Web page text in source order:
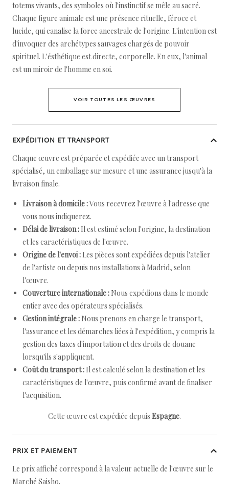
totems vivants, des symboles où l'instinctif se mêle au sacré.
Chaque figure animale est une présence rituelle, féroce et
lucide, qui canalise la force ancestrale de l'origine. L'intention est
d'invoquer des archétypes sauvages chargés de pouvoir
spirituel. L'ésthétique est directe, corporelle. En eux, l'animal
est un miroir de l'homme en soi.
VOIR TOUTES LES ŒUVRES
EXPÉDITION ET TRANSPORT
Chaque œuvre est préparée et expédiée avec un transport
spécialisé, un emballage sur mesure et une assurance jusqu'à la
livraison finale.
Livraison à domicile :Vous recevrez l'œuvre à l'adresse que
vous nous indiquerez.
Délai de livraison : Il est estimé selon l'origine, la destination
et les caractéristiques de l'œuvre.
Origine de l'envoi : Les pièces sont expédiées depuis l'atelier
de l'artiste ou depuis nos installations à Madrid, selon
l'œuvre.
Couverture internationale : Nous expédions dans le monde
entier avec des opérateurs spécialisés.
Gestion intégrale : Nous prenons en charge le transport,
l'assurance et les démarches liées à l'expédition, y compris la
gestion des taxes d'importation et des droits de douane
lorsqu'ils s'appliquent.
Coût du transport : Il est calculé selon la destination et les
caractéristiques de l'œuvre, puis confirmé avant de finaliser
l'acquisition.
Cette œuvre est expédiée depuis Espagne.
PRIX ET PAIEMENT
Le prix affiché correspond à la valeur actuelle de l'œuvre sur le
Marché Saisho.